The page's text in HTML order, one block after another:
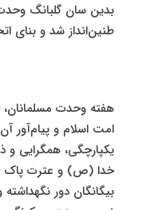
بدین سان گلبانگ
طنین‌انداز شد و بنای
هفته وحدت
امت اسلام و پیام‌آور
یکپارچگی، همگرایی و
خدا (ص) و عترت پاک
بیگانگان دور